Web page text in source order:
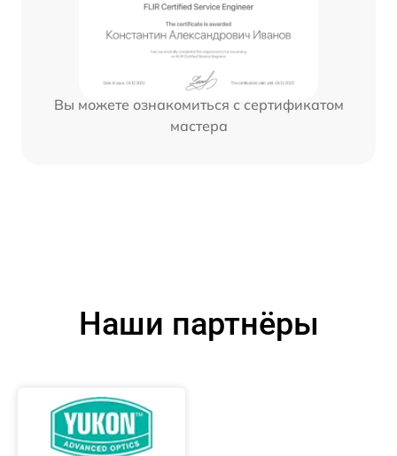
Вы можете ознакомиться с сертификатом
мастера
Наши партнёры